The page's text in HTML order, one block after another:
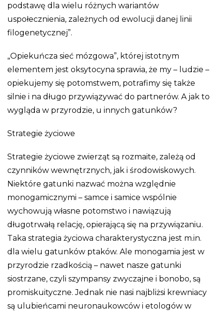
podstawę dla wielu różnych wariantów
uspołecznienia, zależnych od ewolucji danej linii
filogenetycznej”.
„Opiekuńcza sieć mózgowa”, której istotnym
elementem jest oksytocyna sprawia, że my – ludzie –
opiekujemy się potomstwem, potrafimy się także
silnie i na długo przywiązywać do partnerów. A jak to
wygląda w przyrodzie, u innych gatunków?
Strategie życiowe
Strategie życiowe zwierząt są rozmaite, zależą od
czynników wewnętrznych, jak i środowiskowych.
Niektóre gatunki nazwać można względnie
monogamicznymi – samce i samice wspólnie
wychowują własne potomstwo i nawiązują
długotrwałą relację, opierającą się na przywiązaniu.
Taka strategia życiowa charakterystyczna jest m.in.
dla wielu gatunków ptaków. Ale monogamia jest w
przyrodzie rzadkością – nawet nasze gatunki
siostrzane, czyli szympansy zwyczajne i bonobo, są
promiskuityczne. Jednak nie nasi najbliżsi krewniacy
są ulubieńcami neuronaukowców i etologów w